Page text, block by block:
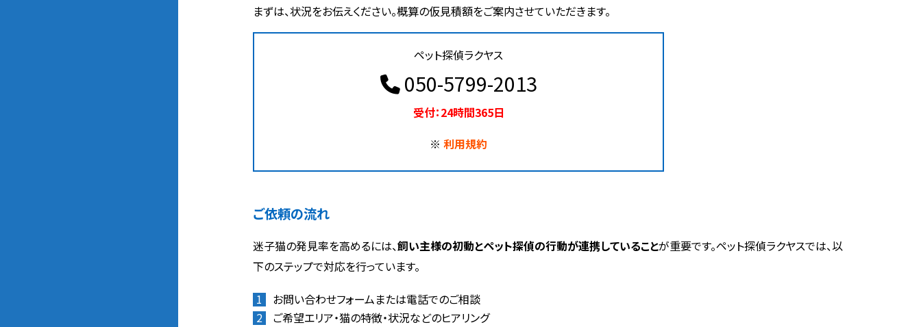
まずは、状況をお伝えください。概算の仮見積額をご案内させていただきます。
ペット探偵ラクヤス
050-5799-2013
受付：24時間365日
※利用規約
ご依頼の流れ
迷子猫の発見率を高めるには、飼い主様の初動とペット探偵の行動が連携していることが重要です。ペット探偵ラクヤスでは、以
下のステップで対応を行っています。
お問い合わせフォームまたは電話でのご相談
ご希望エリア・猫の特徴・状況などのヒアリング